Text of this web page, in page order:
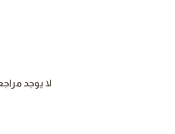
لا يوجد